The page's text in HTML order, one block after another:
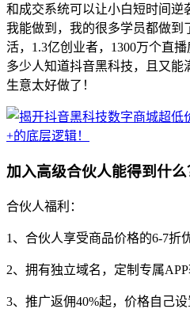
和成交系统可以让小白短时间逆
我能做到，我的很多学员都做到
活，1.3亿创业者，1300万个直
多少人知道抖音黑科技，且又
生意太好做了！
加入高级合伙人能得到什么
合伙人福利：
1、合伙人享受商品价格的6-7折
2、拥有独立域名，定制专属APP
3、推广返佣40%起，价格自己设